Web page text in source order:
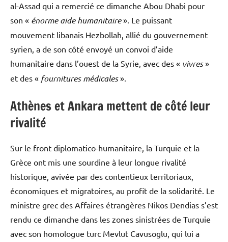
al-Assad qui a remercié ce dimanche Abou Dhabi pour
son « énorme aide humanitaire». Le puissant
mouvement libanais Hezbollah, allié du gouvernement
syrien, a de son côté envoyé un convoi d’aide
humanitaire dans l’ouest de la Syrie, avec des « vivres»
et des « fournitures médicales».
Athènes et Ankara mettent de côté leur
rivalité
Sur le front diplomatico-humanitaire, la Turquie et la
Grèce ont mis une sourdine à leur longue rivalité
historique, avivée par des contentieux territoriaux,
économiques et migratoires, au profit de la solidarité. Le
ministre grec des Affaires étrangères Nikos Dendias s’est
rendu ce dimanche dans les zones sinistrées de Turquie
avec son homologue turc Mevlut Cavusoglu, qui lui a